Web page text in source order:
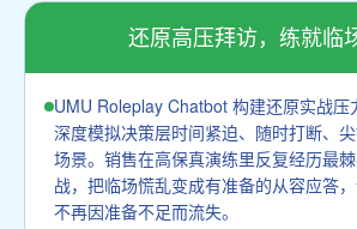
还原高压拜访，练就临
UMU Roleplay Chatbot 构建还原实战压
深度模拟决策层时间紧迫、随时打断、
场景。销售在高保真演练里反复经历最
战，把临场慌乱变成有准备的从容应答
不再因准备不足而流失。